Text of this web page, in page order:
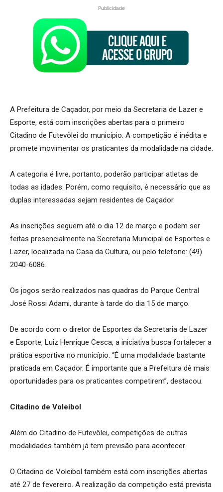
Publicidade
A Prefeitura de Caçador, por meio da Secretaria de Lazer e
Esporte, está com inscrições abertas para o primeiro
Citadino de Futevôlei do município. A competição é inédita e
promete movimentar os praticantes da modalidade na cidade.
A categoria é livre, portanto, poderão participar atletas de
todas as idades. Porém, como requisito, é necessário que as
duplas interessadas sejam residentes de Caçador.
As inscrições seguem até o dia 12 de março e podem ser
feitas presencialmente na Secretaria Municipal de Esportes e
Lazer, localizada na Casa da Cultura, ou pelo telefone: (49)
2040-6086.
Os jogos serão realizados nas quadras do Parque Central
José Rossi Adami, durante à tarde do dia 15 de março.
De acordo com o diretor de Esportes da Secretaria de Lazer
e Esporte, Luiz Henrique Cesca, a iniciativa busca fortalecer a
prática esportiva no município. “É uma modalidade bastante
praticada em Caçador. É importante que a Prefeitura dê mais
oportunidades para os praticantes competirem”, destacou.
Citadino de Voleibol
Além do Citadino de Futevôlei, competições de outras
modalidades também já tem previsão para acontecer.
O Citadino de Voleibol também está com inscrições abertas
até 27 de fevereiro. A realização da competição está prevista